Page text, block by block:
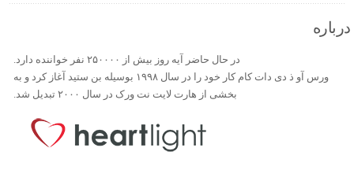
درباره
در حال حاضر آیه روز بیش از ۲۵۰۰۰۰ نفر خواننده دارد.
ورس آو ذ دی دات کام کار خود را در سال ۱۹۹۸ بوسیله بن ستید آغاز کرد و به
بخشی از هارت لایت نت ورک در سال ۲۰۰۰ تبدیل شد.